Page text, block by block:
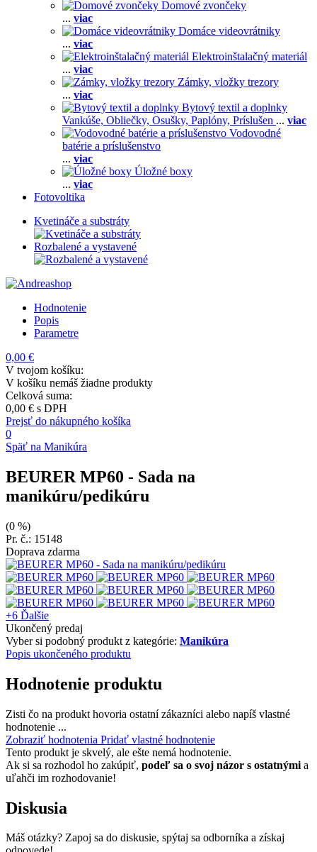
Domové zvončeky
... viac
Domáce videovrátniky
... viac
Elektroinštalačný materiál
... viac
Zámky, vložky trezory
... viac
Bytový textil a doplnky
Vankúše, Obliečky, Osušky, Paplóny, Príslušen ... viac
Vodovodné
batérie a príslušenstvo
... viac
Úložné boxy
... viac
Fotovoltika
Kvetináče a substráty
Rozbalené a vystavené
Hodnotenie
Popis
Parametre
0,00 €
V tvojom košíku:
V košíku nemáš žiadne produkty
Celková suma:
0,00 € s DPH
Prejsť do nákupného košíka
0
Späť na Manikúra
BEURER MP60 - Sada na
manikúru/pedikúru
(0 %)
Pr. č.: 15148
Doprava zdarma
+6 Ďalšie
Ukončený predaj
Vyber si podobný produkt z kategórie: Manikúra
Popis ukončeného produktu
Hodnotenie produktu
Zisti čo na produkt hovoria ostatní zákazníci alebo napíš vlastné
hodnotenie ...
Zobraziť hodnotenia Pridať vlastné hodnotenie
Tento produkt je skvelý, ale ešte nemá hodnotenie.
Ak si sa rozhodol ho zakúpiť, podeľ sa o svoj názor s ostatnými a
uľahči im rozhodovanie!
Diskusia
Máš otázky? Zapoj sa do diskusie, spýtaj sa odborníka a získaj